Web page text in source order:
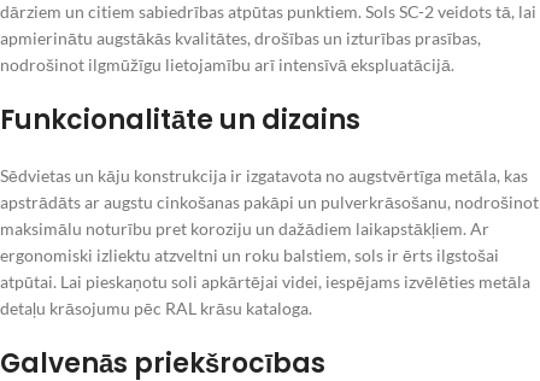
dārziem un citiem sabiedrības atpūtas punktiem. Sols SC-2 veidots tā, lai
apmierinātu augstākās kvalitātes, drošības un izturības prasības,
nodrošinot ilgmūžīgu lietojamību arī intensīvā ekspluatācijā.
Funkcionalitāte un dizains
Sēdvietas un kāju konstrukcija ir izgatavota no augstvērtīga metāla, kas
apstrādāts ar augstu cinkošanas pakāpi un pulverkrāsošanu, nodrošinot
maksimālu noturību pret koroziju un dažādiem laikapstākļiem. Ar
ergonomiski izliektu atzveltni un roku balstiem, sols ir ērts ilgstošai
atpūtai. Lai pieskaņotu soli apkārtējai videi, iespējams izvēlēties metāla
detaļu krāsojumu pēc RAL krāsu kataloga.
Galvenās priekšrocības